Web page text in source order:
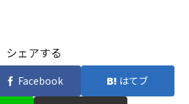
シェアする
Facebook はてブ